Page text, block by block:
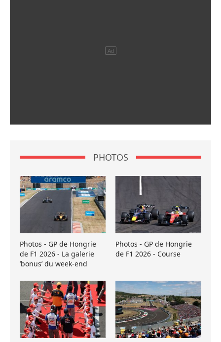
PHOTOS
Photos - GP de Hongrie
de F1 2026 - La galerie
’bonus’ du week-end
Photos - GP de Hongrie
de F1 2026 - Course